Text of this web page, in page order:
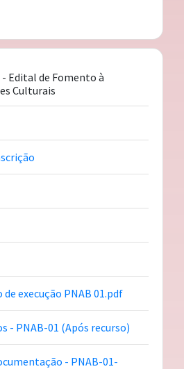
- Edital de Fomento à
Culturais
execução PNAB 01.pdf
- PNAB-01 (Após recurso)
- PNAB-01-